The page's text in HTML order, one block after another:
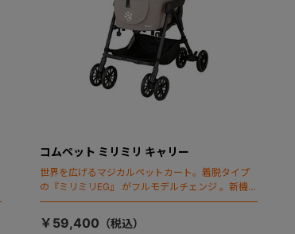
コムペット ミリミリ キャリー
世界を広げるマジカルペットカート。着脱タイプ
の『ミリミリEG』 がフルモデルチェンジ 。新機能
「マジカルフォールディング」搭載
￥59,400